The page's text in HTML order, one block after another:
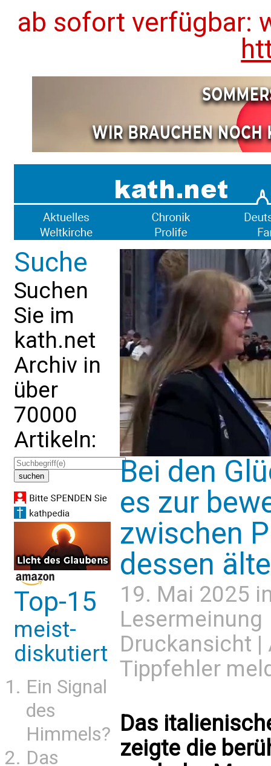
ab sofort verfügbar:
Suche
Suchen
Sie im
kath.net
Archiv in
über
70000
Artikeln:
Top-15
meist-
diskutiert
Ein Signal
des
Himmels?
Das
Bei den
es zur
zwischen
dessen
19. Mai 2025
Lesermeinung
Druckansicht |
Tippfehler
Das
zeigte die